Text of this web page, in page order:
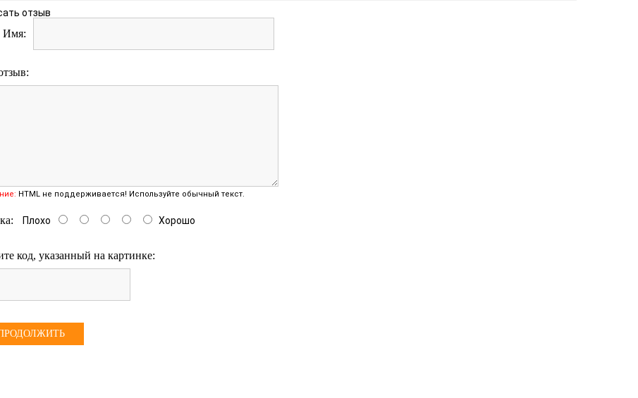
отзыв
Имя:
HTML не поддерживается! Используйте обычный текст.
Плохо Хорошо
код, указанный на картинке: